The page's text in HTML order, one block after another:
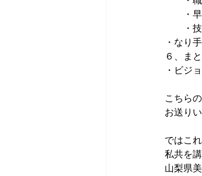
・早
・技
・なり
６、ま
・ビジ
こちら
お送り
ではこ
私共を
山梨県